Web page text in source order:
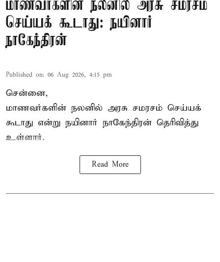
மாணவர்களின் நலனில் அரசு சமரசம்
செய்யக் கூடாது: நயினார்
நாகேந்திரன்
Published on: 06 Aug 2026, 4:15 pm
சென்னை,
மாணவர்களின் நலனில் அரசு சமரசம் செய்யக்
கூடாது என்று நயினார் நாகேந்திரன் தெரிவித்து
உள்ளார்.
Read More